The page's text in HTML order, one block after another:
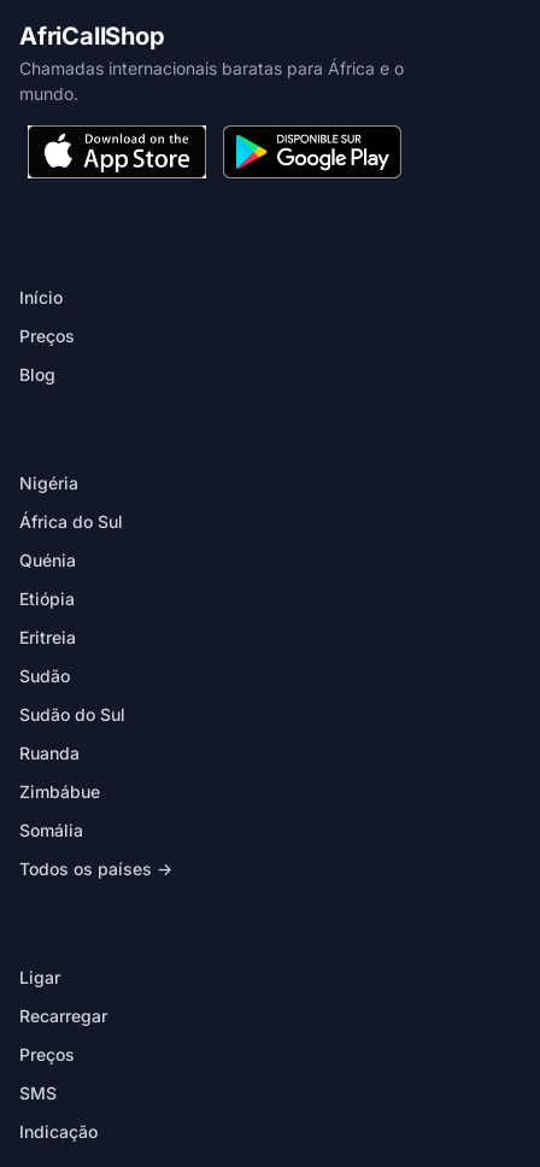
AfriCallShop
Chamadas internacionais baratas para África e o
mundo.
Início
Preços
Blog
Nigéria
África do Sul
Quénia
Etiópia
Eritreia
Sudão
Sudão do Sul
Ruanda
Zimbábue
Somália
Todos os países →
Ligar
Recarregar
Preços
SMS
Indicação